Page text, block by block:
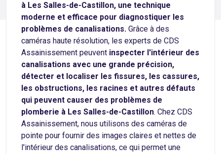
à Les Salles-de-Castillon, une technique
moderne et efficace pour diagnostiquer les
problèmes de canalisations. Grâce à des
caméras haute résolution, les experts de CDS
Assainissement peuvent inspecter l'intérieur des
canalisations avec une grande précision,
détecter et localiser les fissures, les cassures,
les obstructions, les racines et autres défauts
qui peuvent causer des problèmes de
plomberie à Les Salles-de-Castillon. Chez CDS
Assainissement, nous utilisons des caméras de
pointe pour fournir des images claires et nettes de
l'intérieur des canalisations, ce qui permet une